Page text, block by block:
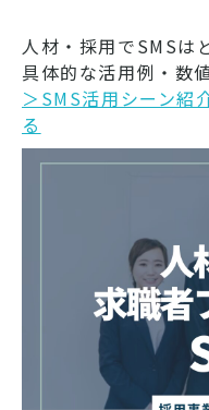
パ
人材・採用でSMSは
具体的な活用例・数
＞SMS活用シーン紹
る